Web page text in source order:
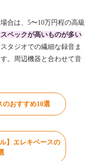
合は、5〜10万円程の高級
ペックが高いものが多い
タジオでの繊細な録音ま
。周辺機器と合わせて音
のおすすめ10選
】エレキベースの